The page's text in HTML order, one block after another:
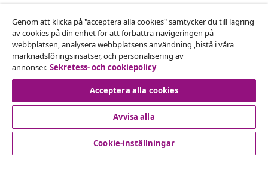
Avbryta avtalet
Skicka in en begäran om uttag för din beställning.
Avbryta avtalet
Kundservice
Genom att klicka på "acceptera alla cookies" samtycker du till lagring
av cookies på din enhet för att förbättra navigeringen på
webbplatsen, analysera webbplatsens användning ,bistå i våra
marknadsföringsinsatser, och personalisering av
annonser. Sekretess- och cookiepolicy
Acceptera alla cookies
Avvisa alla
Cookie-inställningar